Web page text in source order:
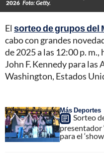
2026 Foto: Getty.
El sorteo de grupos del
cabo con grandes
de 2025 a las 12:00 p.
John F. Kennedy para las
Washington, Estados
Más Deportes
Sorteo
presentador
para el